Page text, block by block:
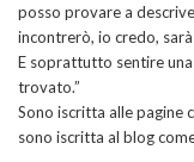
posso provare a
incontrerò, io credo,
E soprattutto sentire una
trovato.”
Sono iscritta alle pagine
sono iscritta al blog